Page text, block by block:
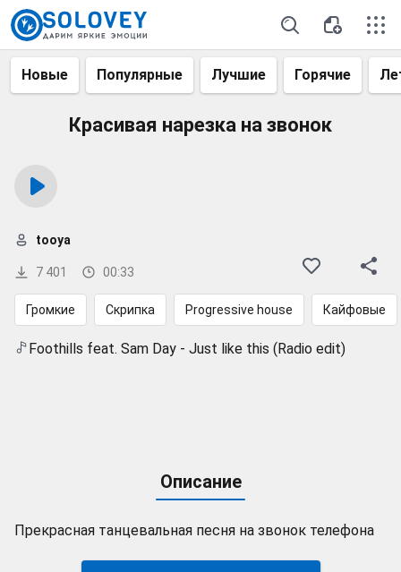
Новые Популярные Лучшие Горячие
Красивая нарезка на звонок
7 401 00:33
tooya
Громкие Скрипка Progressive house Кайфовые
Foothills feat. Sam Day - Just like this (Radio edit)
Описание
Прекрасная танцевальная песня на звонок телефона